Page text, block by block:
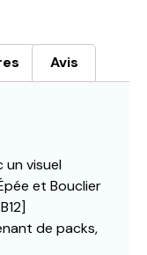
Avis
un visuel
et Bouclier
de packs,